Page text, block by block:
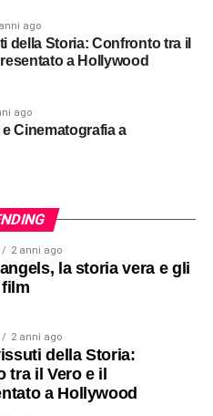
ago
a Hollywood
ago
2 anni ago
la storia vera e gli
2 anni ago
della Storia:
tra il Vero e il
a Hollywood